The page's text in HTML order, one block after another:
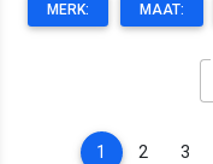
MERK: MAAT:
1 (current)
2 3